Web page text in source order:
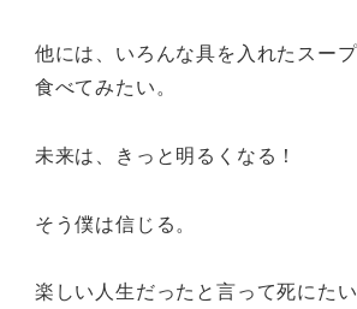
他には、いろんな具を入れたスープ
食べてみたい。
未来は、きっと明るくなる！
そう僕は信じる。
楽しい人生だったと言って死にたい